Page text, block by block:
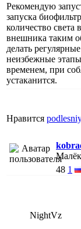
Рекомендую
запуска
количество света
внешника таким
делать
неизбежные
временем, при
устаканится.
Нравится
Малёк
48 1
NightVz